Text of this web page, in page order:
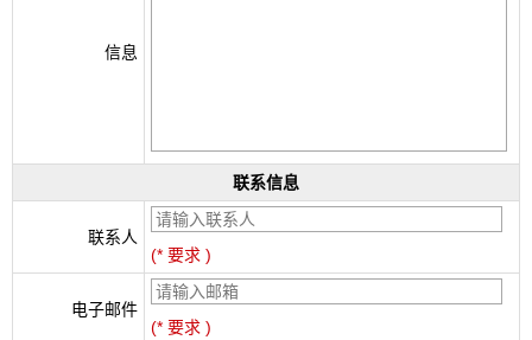
信息
联系信息
联系人
(* 要求 )
电子邮件
(* 要求 )